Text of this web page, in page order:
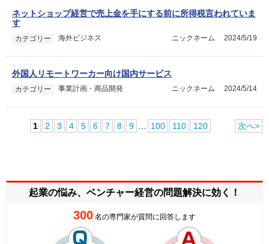
ネットショップ経営で売上金を手にする前に所得税言われていま
す
カテゴリー 海外ビジネス 2024/5/19
ニックネーム
外国人リモートワーカー向け国内サービス
カテゴリー 事業計画・商品開発 2024/5/14
ニックネーム
1 2 3 4 5 6 7 8 9 100 110 120 次へ>
起業の悩み、ベンチャー経営の問題解決に効く！
300 名の専門家が質問に回答します